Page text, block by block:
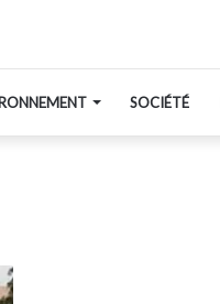
SOCIÉTÉ